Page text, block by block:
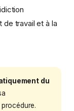
travail et à la
du